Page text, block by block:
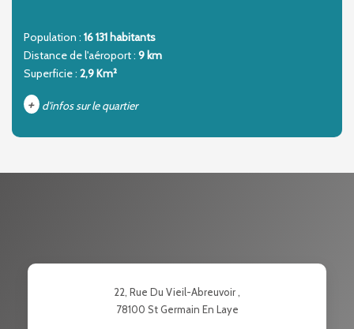
Population : 16 131 habitants
Distance de l'aéroport : 9 km
Superficie : 2,9 Km²
+ d'infos sur le quartier
VOITURE
22, Rue Du Vieil-Abreuvoir ,
78100 St Germain En Laye